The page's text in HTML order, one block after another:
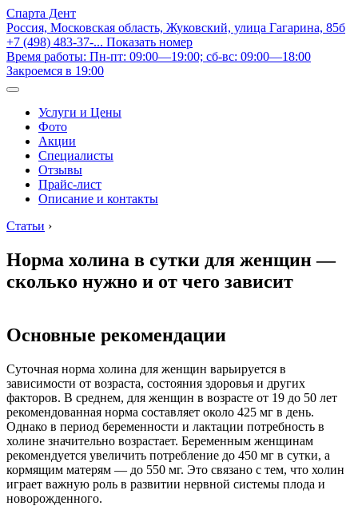
Спарта Дент
Россия, Московская область, Жуковский, улица Гагарина, 85б
+7 (498) 483-37-... Показать номер
Время работы: Пн-пт: 09:00—19:00; сб-вс: 09:00—18:00
Закроемся в 19:00
Услуги и Цены
Фото
Акции
Специалисты
Отзывы
Прайс-лист
Описание и контакты
Статьи ›
Норма холина в сутки для женщин —
сколько нужно и от чего зависит
Основные рекомендации
Суточная норма холина для женщин варьируется в
зависимости от возраста, состояния здоровья и других
факторов. В среднем, для женщин в возрасте от 19 до 50 лет
рекомендованная норма составляет около 425 мг в день.
Однако в период беременности и лактации потребность в
холине значительно возрастает. Беременным женщинам
рекомендуется увеличить потребление до 450 мг в сутки, а
кормящим матерям — до 550 мг. Это связано с тем, что холин
играет важную роль в развитии нервной системы плода и
новорожденного.